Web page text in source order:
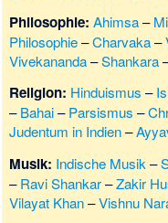
Philosophie: Ahimsa–
Philosophie–Charvaka–
Vivekananda–Shankara
Religion: Hinduismus –
–Bahai–Parsismus –
Judentum in Indien–
Musik: Indische Musik –
–Ravi Shankar–Zakir
Vilayat Khan–Vishnu